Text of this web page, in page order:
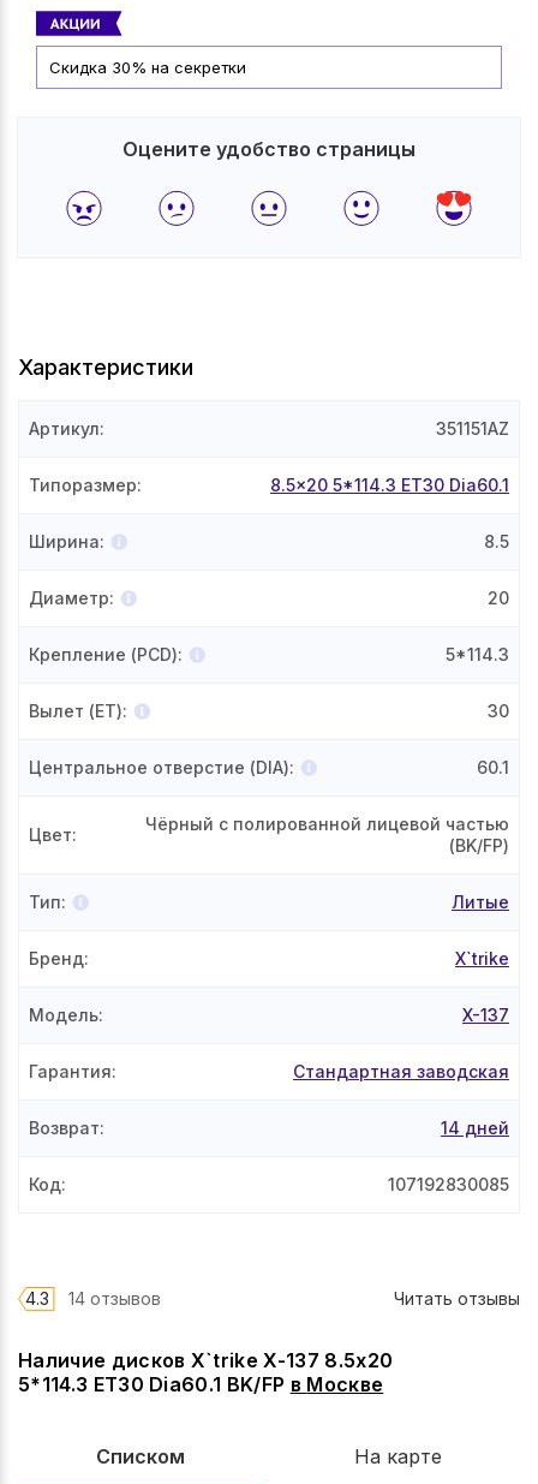
Скидка 30% на секретки
Оцените удобство страницы
Наличие дисков X`trike X-137 8.5x20
5*114.3 ET30 Dia60.1 BK/FP в Москве
Списком На карте
Характеристики
Артикул: 351151AZ
Типоразмер: 8.5x20 5*114.3 ET30 Dia60.1
Ширина: 8.5
Диаметр: 20
Крепление (PCD): 5*114.3
Вылет (ET): 30
Центральное отверстие (DIA): 60.1
Цвет:
Чёрный с полированной лицевой частью
(BK/FP)
Тип: Литые
Бренд: X`trike
Модель: X-137
Гарантия: Стандартная заводская
Возврат: 14 дней
Код: 107192830085
4.3 14 отзывов Читать отзывы